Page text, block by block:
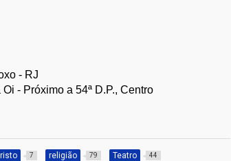
- RJ
- Próximo a 54ª D.P., Centro
7 religião 79 Teatro 44